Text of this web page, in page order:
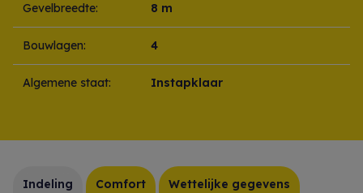
Gevelbreedte: 8 m
Bouwlagen: 4
Algemene staat: Instapklaar
Indeling Comfort Wettelijke gegevens